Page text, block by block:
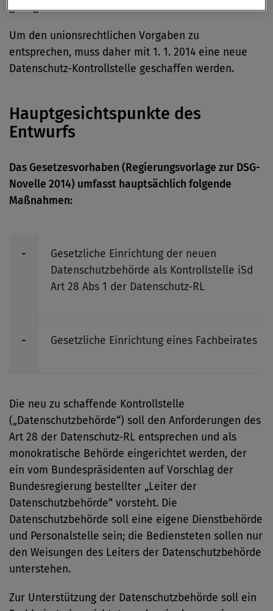
genug sei.
Um den unionsrechtlichen Vorgaben zu
entsprechen, muss daher mit 1. 1. 2014 eine neue
Datenschutz-Kontrollstelle geschaffen werden.
Hauptgesichtspunkte des
Entwurfs
Das Gesetzesvorhaben (Regierungsvorlage zur DSG-
Novelle 2014) umfasst hauptsächlich folgende
Maßnahmen:
-
Gesetzliche Einrichtung der neuen
Datenschutzbehörde als Kontrollstelle iSd
Art 28 Abs 1 der Datenschutz-RL
- Gesetzliche Einrichtung eines Fachbeirates
Die neu zu schaffende Kontrollstelle
(„Datenschutzbehörde“) soll den Anforderungen des
Art 28 der Datenschutz-RL entsprechen und als
monokratische Behörde eingerichtet werden, der
ein vom Bundespräsidenten auf Vorschlag der
Bundesregierung bestellter „Leiter der
Datenschutzbehörde“ vorsteht. Die
Datenschutzbehörde soll eine eigene Dienstbehörde
und Personalstelle sein; die Bediensteten sollen nur
den Weisungen des Leiters der Datenschutzbehörde
unterstehen.
Zur Unterstützung der Datenschutzbehörde soll ein